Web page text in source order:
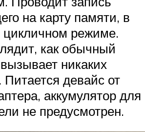
на карту памяти, в
цикличном режиме.
как обычный
никаких
Питается девайс от
аккумулятор для
не предусмотрен.